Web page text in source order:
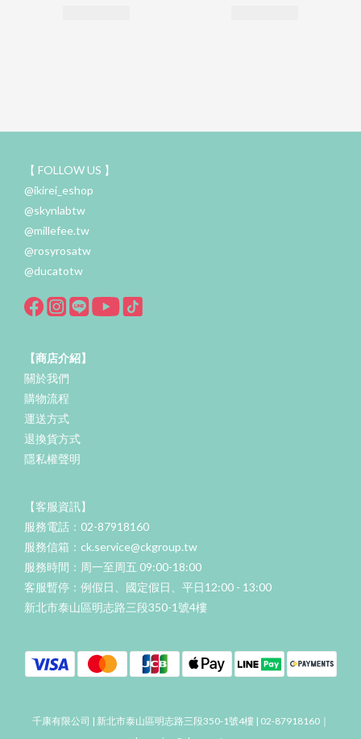
【 FOLLOW US 】
@ikirei_eshop
@skynlabtw
@millefee.tw
@rosyrosatw
@ducatotw
【商店介紹】
關於我們
購物流程
運送方式
退換貨方式
隱私權聲明
【客服資訊】
服務電話：02-87918160
服務信箱：ck.service@ckgroup.tw
服務時間：周一至周五 09:00-18:00
客服暫停：例假日、國定假日、平日12:00 - 13:00
新北市泰山區明志路三段350-1號4樓
千康有限公司 | 新北市泰山區明志路三段350-1號4樓 | 02-87918160｜